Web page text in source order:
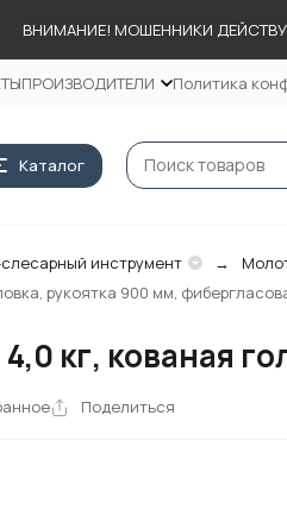
ВНИМАНИЕ! МОШЕННИКИ
ПРОИЗВОДИТЕЛИ Политика
Каталог
инструмент
рукоятка 900 мм,
кг, кованая
Поделиться